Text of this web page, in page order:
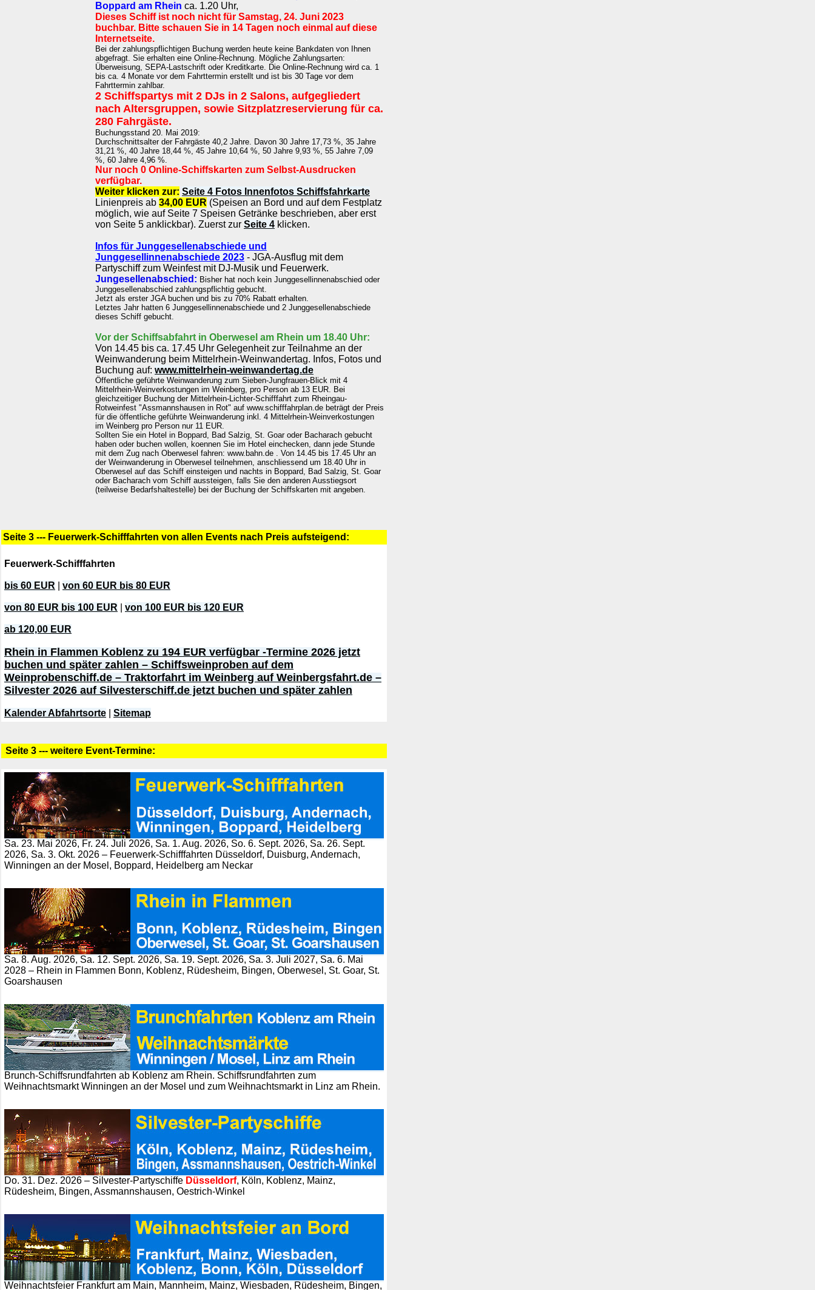
Boppard am Rhein ca. 1.20 Uhr,
Dieses Schiff ist noch nicht für Samstag, 24. Juni 2023
buchbar. Bitte schauen Sie in 14 Tagen noch einmal auf diese
Internetseite.
Bei der zahlungspflichtigen Buchung werden heute keine Bankdaten von Ihnen
abgefragt. Sie erhalten eine Online-Rechnung. Mögliche Zahlungsarten:
Überweisung, SEPA-Lastschrift oder Kreditkarte. Die Online-Rechnung wird ca. 1
bis ca. 4 Monate vor dem Fahrttermin erstellt und ist bis 30 Tage vor dem
Fahrttermin zahlbar.
2 Schiffspartys mit 2 DJs in 2 Salons, aufgegliedert
nach Altersgruppen, sowie Sitzplatzreservierung für ca.
280 Fahrgäste.
Buchungsstand 20. Mai 2019:
Durchschnittsalter der Fahrgäste 40,2 Jahre. Davon 30 Jahre 17,73 %, 35 Jahre
31,21 %, 40 Jahre 18,44 %, 45 Jahre 10,64 %, 50 Jahre 9,93 %, 55 Jahre 7,09
%, 60 Jahre 4,96 %.
Nur noch 0 Online-Schiffskarten zum Selbst-Ausdrucken
verfügbar.
Weiter klicken zur: Seite 4 Fotos Innenfotos Schiffsfahrkarte
Linienpreis ab 34,00 EUR (Speisen an Bord und auf dem Festplatz
möglich, wie auf Seite 7 Speisen Getränke beschrieben, aber erst
von Seite 5 anklickbar). Zuerst zur Seite 4 klicken.
Infos für Junggesellenabschiede und
Junggesellinnenabschiede 2023 - JGA-Ausflug mit dem
Partyschiff zum Weinfest mit DJ-Musik und Feuerwerk.
Jungesellenabschied: Bisher hat noch kein Junggesellinnenabschied oder
Junggesellenabschied zahlungspflichtig gebucht.
Jetzt als erster JGA buchen und bis zu 70% Rabatt erhalten.
Letztes Jahr hatten 6 Junggesellinnenabschiede und 2 Junggesellenabschiede
dieses Schiff gebucht.
Vor der Schiffsabfahrt in Oberwesel am Rhein um 18.40 Uhr:
Von 14.45 bis ca. 17.45 Uhr Gelegenheit zur Teilnahme an der
Weinwanderung beim Mittelrhein-Weinwandertag. Infos, Fotos und
Buchung auf: www.mittelrhein-weinwandertag.de
Öffentliche geführte Weinwanderung zum Sieben-Jungfrauen-Blick mit 4
Mittelrhein-Weinverkostungen im Weinberg, pro Person ab 13 EUR. Bei
gleichzeitiger Buchung der Mittelrhein-Lichter-Schifffahrt zum Rheingau-
Rotweinfest "Assmannshausen in Rot" auf www.schifffahrplan.de beträgt der Preis
für die öffentliche geführte Weinwanderung inkl. 4 Mittelrhein-Weinverkostungen
im Weinberg pro Person nur 11 EUR.
Sollten Sie ein Hotel in Boppard, Bad Salzig, St. Goar oder Bacharach gebucht
haben oder buchen wollen, koennen Sie im Hotel einchecken, dann jede Stunde
mit dem Zug nach Oberwesel fahren: www.bahn.de . Von 14.45 bis 17.45 Uhr an
der Weinwanderung in Oberwesel teilnehmen, anschliessend um 18.40 Uhr in
Oberwesel auf das Schiff einsteigen und nachts in Boppard, Bad Salzig, St. Goar
oder Bacharach vom Schiff aussteigen, falls Sie den anderen Ausstiegsort
(teilweise Bedarfshaltestelle) bei der Buchung der Schiffskarten mit angeben.
Seite 3 --- Feuerwerk-Schifffahrten von allen Events nach Preis aufsteigend:
Feuerwerk-Schifffahrten
bis 60 EUR von 60 EUR bis 80 EUR
von 80 EUR bis 100 EUR von 100 EUR bis 120 EUR
ab 120,00 EUR
Rhein in Flammen Koblenz zu 194 EUR verfügbar -Termine 2026 jetzt
buchen und später zahlen – Schiffsweinproben auf dem
Weinprobenschiff.de – Traktorfahrt im Weinberg auf Weinbergsfahrt.de –
Silvester 2026 auf Silvesterschiff.de jetzt buchen und später zahlen
Kalender Abfahrtsorte Sitemap
Seite 3 --- weitere Event-Termine:
Sa. 23. Mai 2026, Fr. 24. Juli 2026, Sa. 1. Aug. 2026, So. 6. Sept. 2026, Sa. 26. Sept.
2026, Sa. 3. Okt. 2026 – Feuerwerk-Schifffahrten Düsseldorf, Duisburg, Andernach,
Winningen an der Mosel, Boppard, Heidelberg am Neckar
Sa. 8. Aug. 2026, Sa. 12. Sept. 2026, Sa. 19. Sept. 2026, Sa. 3. Juli 2027, Sa. 6. Mai
2028 – Rhein in Flammen Bonn, Koblenz, Rüdesheim, Bingen, Oberwesel, St. Goar, St.
Goarshausen
Brunch-Schiffsrundfahrten ab Koblenz am Rhein. Schiffsrundfahrten zum
Weihnachtsmarkt Winningen an der Mosel und zum Weihnachtsmarkt in Linz am Rhein.
Do. 31. Dez. 2026 – Silvester-Partyschiffe Düsseldorf, Köln, Koblenz, Mainz,
Rüdesheim, Bingen, Assmannshausen, Oestrich-Winkel
Weihnachtsfeier Frankfurt am Main, Mannheim, Mainz, Wiesbaden, Rüdesheim, Bingen,